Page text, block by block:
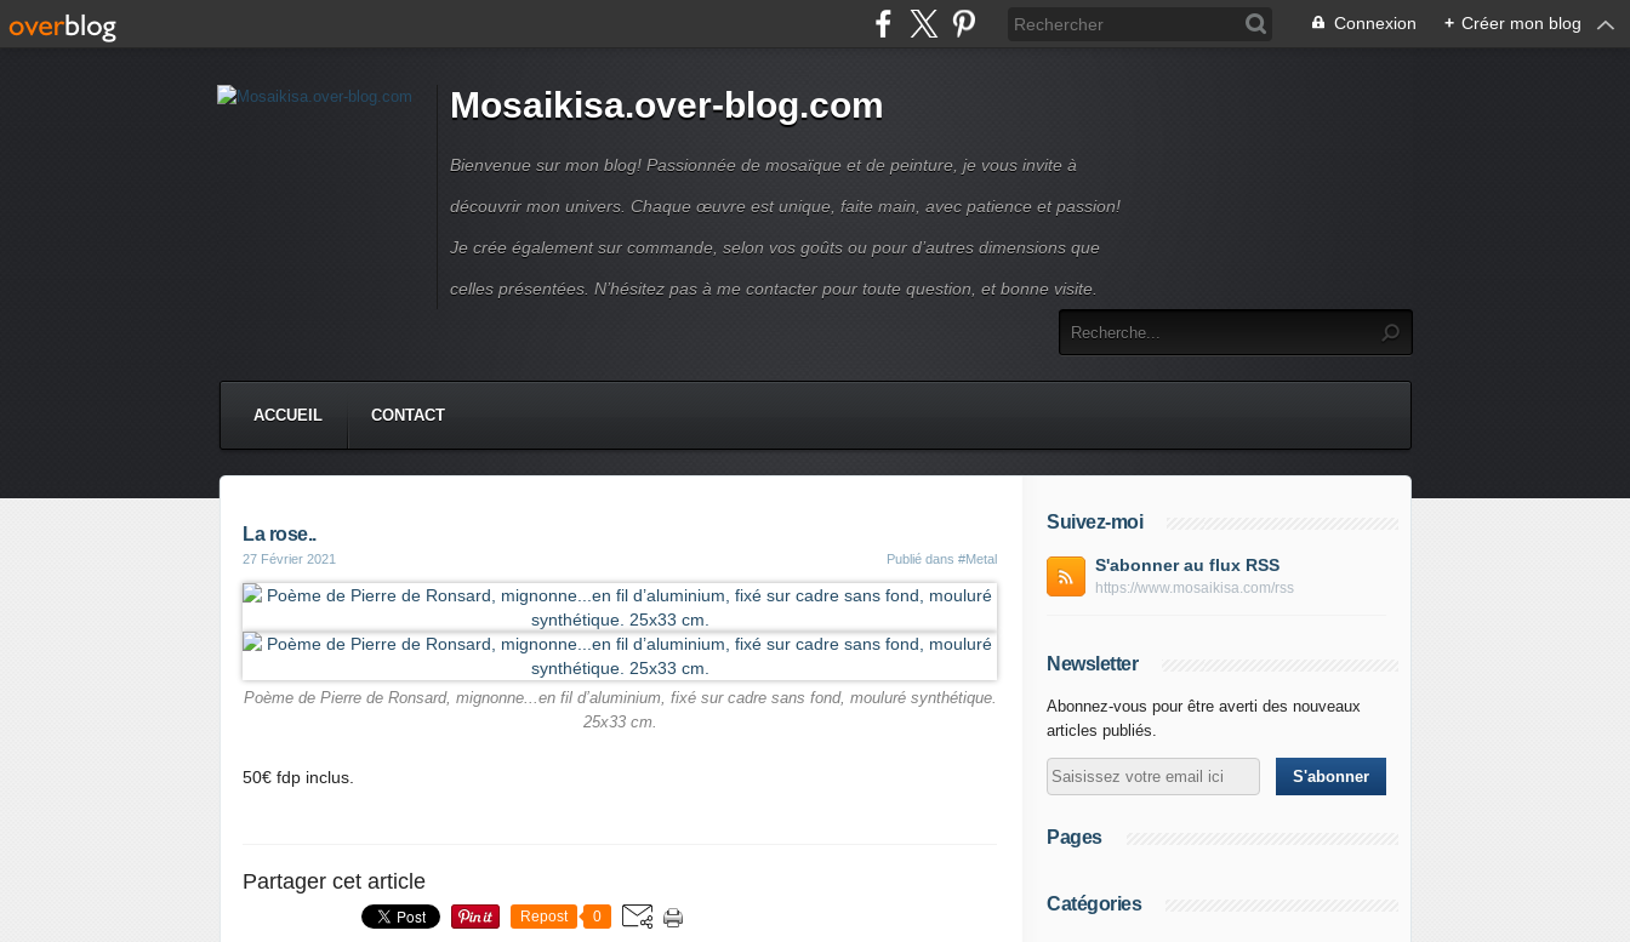
Connexion + Créer mon blog
Mosaikisa.over-blog.com
Bienvenue sur mon blog! Passionnée de mosaïque et de peinture, je vous invite à
découvrir mon univers. Chaque œuvre est unique, faite main, avec patience et passion!
Je crée également sur commande, selon vos goûts ou pour d’autres dimensions que
celles présentées. N’hésitez pas à me contacter pour toute question, et bonne visite.
ACCUEIL CONTACT
La rose..
27 Février 2021 Publié dans #Metal
Poème de Pierre de Ronsard, mignonne...en fil d’aluminium, fixé sur cadre sans fond, mouluré synthétique.
25x33 cm.
50€ fdp inclus.
Partager cet article
Repost 0
Suivez-moi
S'abonner au flux RSS
https://www.mosaikisa.com/rss
Newsletter
Abonnez-vous pour être averti des nouveaux
articles publiés.
Pages
Catégories